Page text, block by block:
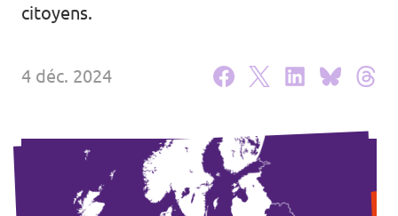
citoyens.
4 déc. 2024